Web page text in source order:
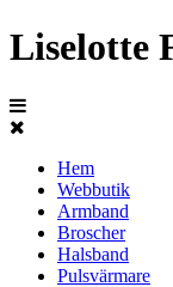
Liselotte
Hem
Webbutik
Armband
Broscher
Halsband
Pulsvärmare